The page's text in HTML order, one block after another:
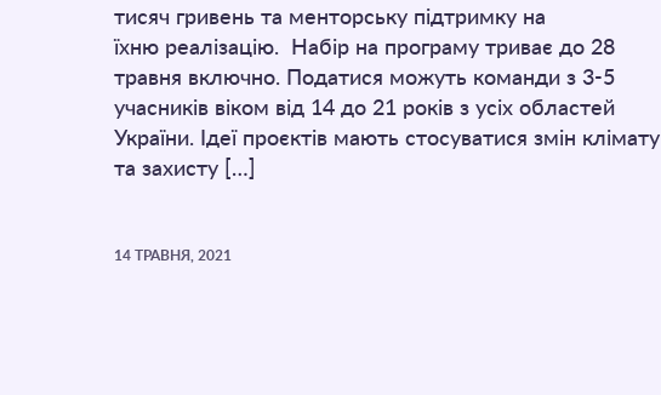
тисяч гривень та менторську підтримку на
їхню реалізацію. Набір на програму триває до 28
травня включно. Податися можуть команди з 3-5
учасників віком від 14 до 21 років з усіх областей
України. Ідеї проєктів мають стосуватися змін клімату
та захисту […]
14 ТРАВНЯ, 2021